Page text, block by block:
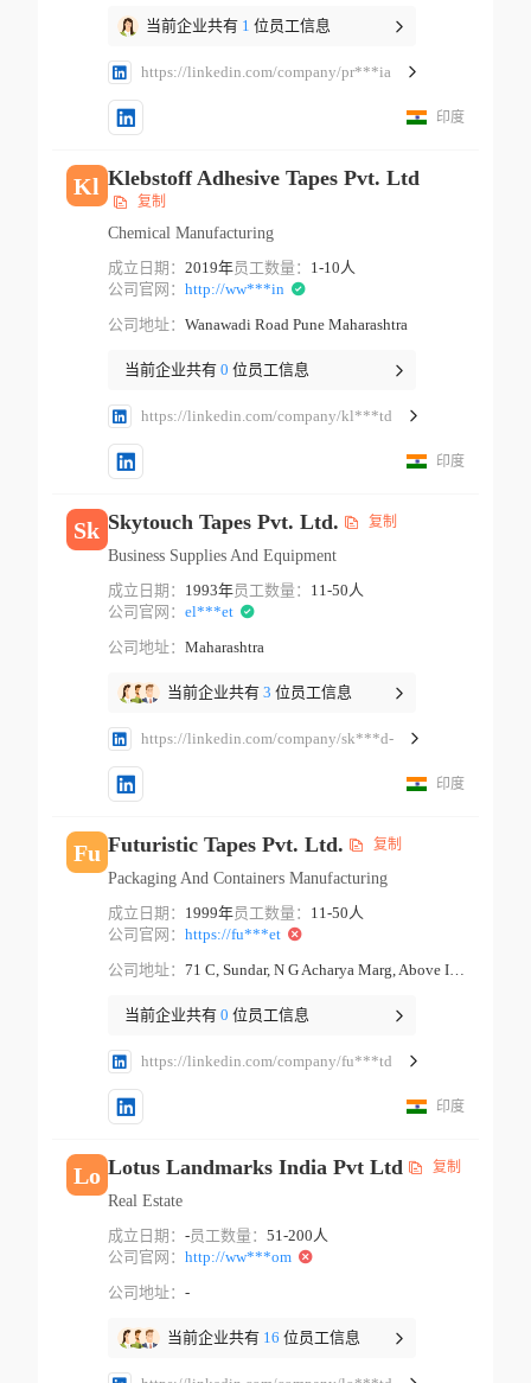
当前企业共有 1 位员工信息
https://linkedin.com/company/pr***ia
印度
Kl Klebstoff Adhesive Tapes Pvt. Ltd
复制
Chemical Manufacturing
成立日期： 2019年员工数量： 1-10人
公司官网： http://ww***in
公司地址： Wanawadi Road Pune Maharashtra
当前企业共有 0 位员工信息
https://linkedin.com/company/kl***td
印度
Sk Skytouch Tapes Pvt. Ltd. 复制
Business Supplies And Equipment
成立日期： 1993年员工数量： 11-50人
公司官网： el***et
公司地址： Maharashtra
当前企业共有 3 位员工信息
https://linkedin.com/company/sk***d-
印度
Fu Futuristic Tapes Pvt. Ltd. 复制
Packaging And Containers Manufacturing
成立日期： 1999年员工数量： 11-50人
公司官网： https://fu***et
公司地址：
71 C, Sundar, N G Acharya Marg, Above Indian Bank Mumbai Maharashtra
当前企业共有 0 位员工信息
https://linkedin.com/company/fu***td
印度
Lo Lotus Landmarks India Pvt Ltd 复制
Real Estate
成立日期： -员工数量： 51-200人
公司官网： http://ww***om
公司地址： -
当前企业共有 16 位员工信息